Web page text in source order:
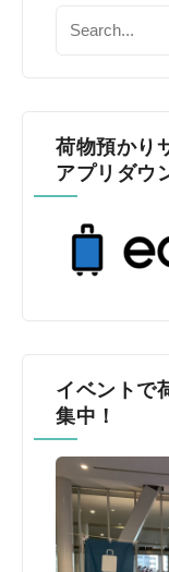
荷物預かり
アプリダウ
イベントで
集中！